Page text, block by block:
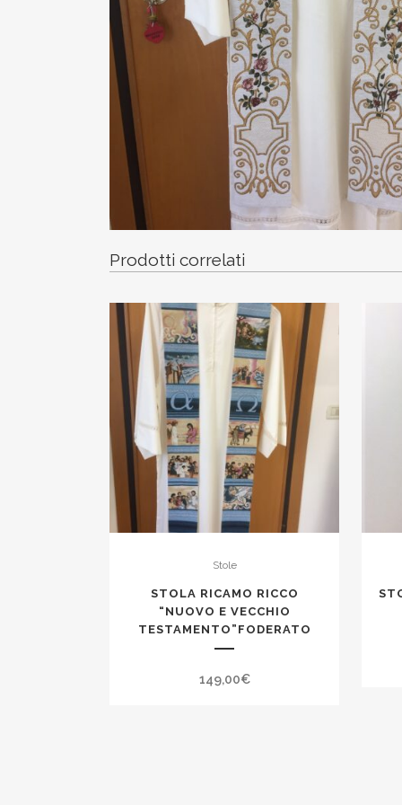
Prodotti correlati
Stole
STOLA RICAMO RICCO
“NUOVO E VECCHIO
TESTAMENTO”FODERATO
149,00€